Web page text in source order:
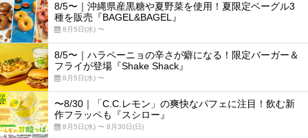
8/5〜｜沖縄県産黒糖や夏野菜を使用！夏限定ベーグル3
種を販売『BAGEL&BAGEL』
8月5日(水) 〜
8/5〜｜ハラペーニョの辛さが癖になる！限定バーガー＆
フライが登場『Shake Shack』
8月5日(水) 〜
〜8/30｜「C.C.レモン」の爽快なパフェに注目！飲む新
作フラッペも『スシロー』
8月5日(水) 〜 8月30日(日)